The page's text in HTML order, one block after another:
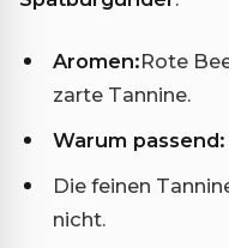
Aromen:Rote
zarte Tannine.
Warum passend:
Die feinen
nicht.